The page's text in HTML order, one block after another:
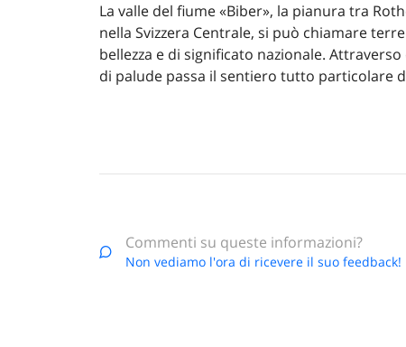
La valle del fiume «Biber», la pianura tra
nella Svizzera Centrale, si può chiamare
bellezza e di significato nazionale.
di palude passa il sentiero tutto particolare
Commenti su queste informazioni?
Non vediamo l'ora di ricevere il suo feedback!